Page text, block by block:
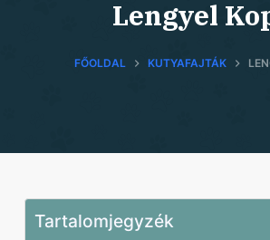
Lengyel
FŐOLDAL KUTYAFAJTÁK
Tartalomjegyzék